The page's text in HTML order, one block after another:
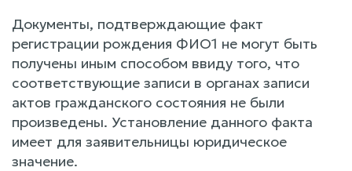
Документы, подтверждающие факт
регистрации рождения ФИО1 не могут быть
получены иным способом ввиду того, что
соответствующие записи в органах записи
актов гражданского состояния не были
произведены. Установление данного факта
имеет для заявительницы юридическое
значение.